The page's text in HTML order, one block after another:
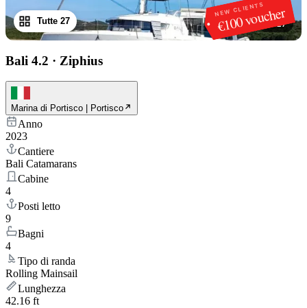
NEW CLIENTS
€100 voucher
1/27
Tutte 27
Bali 4.2 · Ziphius
Marina di Portisco | Portisco
Anno
2023
Cantiere
Bali Catamarans
Cabine
4
Posti letto
9
Bagni
4
Tipo di randa
Rolling Mainsail
Lunghezza
42.16 ft